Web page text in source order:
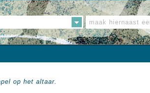
op het altaar.